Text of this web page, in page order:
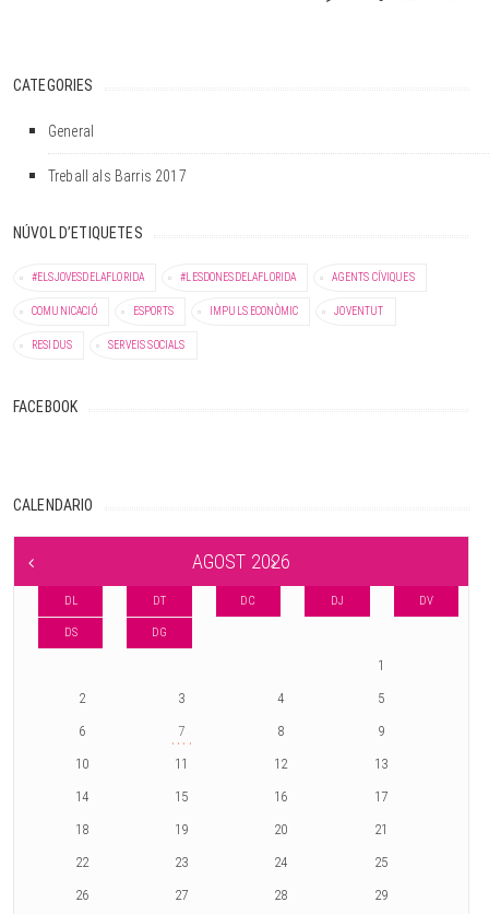
CATEGORIES
General
Treball als Barris 2017
NÚVOL D’ETIQUETES
#ELSJOVESDELAFLORIDA #LESDONESDELAFLORIDA AGENTS CÍVIQUES
COMUNICACIÓ ESPORTS IMPULS ECONÒMIC JOVENTUT
RESIDUS SERVEIS SOCIALS
FACEBOOK
CALENDARIO
AGOST 2026
DL DT DC DJ DV
DS DG
1
2
3 4
5
6
7 8
9
10
11 12
13
14
15 16
17
18
19 20
21
22
23 24
25
26
27 28
29